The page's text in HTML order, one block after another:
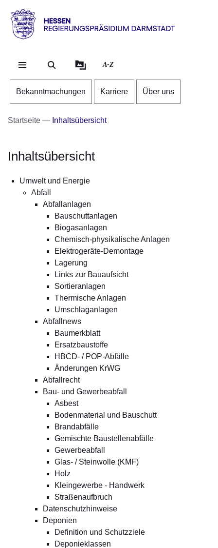
Direkt zum Kopf der
Direkt zum Inhalt
Direkt zum Fuß der
Hessen
RP
Darmstadt
A-Z
Bekanntmachungen Karriere Über uns
Startseite Inhaltsübersicht
Inhaltsübersicht
Umwelt und Energie
Abfall
Abfallanlagen
Bauschuttanlagen
Biogasanlagen
Chemisch-physikalische Anlagen
Elektrogeräte-Demontage
Lagerung
Links zur Bauaufsicht
Sortieranlagen
Thermische Anlagen
Umschlaganlagen
Abfallnews
Baumerkblatt
Ersatzbaustoffe
HBCD- / POP-Abfälle
Änderungen KrWG
Abfallrecht
Bau- und Gewerbeabfall
Asbest
Bodenmaterial und Bauschutt
Brandabfälle
Gemischte Baustellenabfälle
Gewerbeabfall
Glas- / Steinwolle (KMF)
Holz
Kleingewerbe - Handwerk
Straßenaufbruch
Datenschutzhinweise
Deponien
Definition und Schutzziele
Deponieklassen